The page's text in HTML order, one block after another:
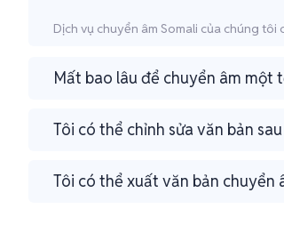
Dịch vụ chuyển âm Somali của chúng
Mất bao lâu để chuyển âm một
Tôi có thể chỉnh sửa văn bản
Tôi có thể xuất văn bản chuyển